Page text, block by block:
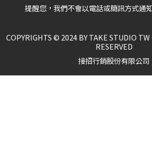
提醒您，我們不會以電話或簡訊方式通
COPYRIGHTS © 2024 BY TAKE STUDIO TW
RESERVED
接招行銷股份有限公司